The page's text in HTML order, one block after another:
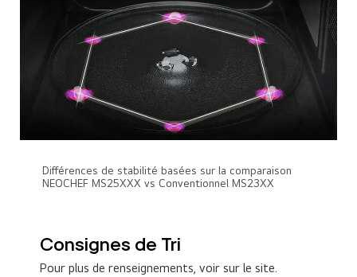
Différences de stabilité basées sur la comparaison
NEOCHEF MS25XXX vs Conventionnel MS23XX
Consignes de Tri
Pour plus de renseignements, voir sur le site.